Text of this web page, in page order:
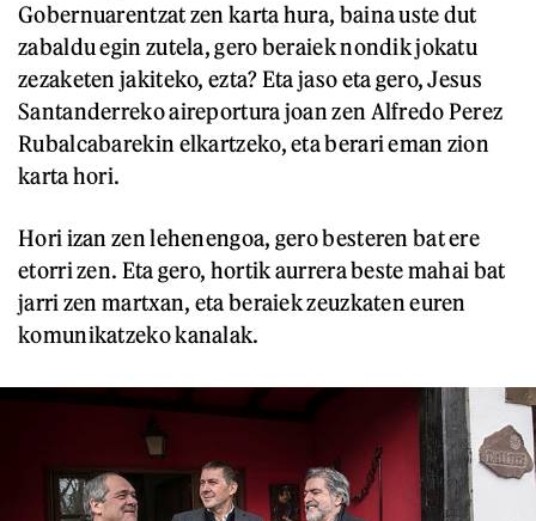
Gobernuarentzat zen karta hura, baina uste dut
zabaldu egin zutela, gero beraiek nondik jokatu
zezaketen jakiteko, ezta? Eta jaso eta gero, Jesus
Santanderreko aireportura joan zen Alfredo Perez
Rubalcabarekin elkartzeko, eta berari eman zion
karta hori.
Hori izan zen lehenengoa, gero besteren bat ere
etorri zen. Eta gero, hortik aurrera beste mahai bat
jarri zen martxan, eta beraiek zeuzkaten euren
komunikatzeko kanalak.